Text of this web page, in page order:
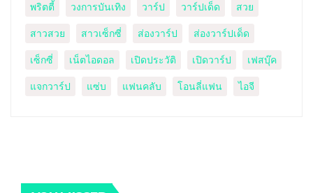
พริตตี้ วงการบันเทิง วาร์ป วาร์ปเด็ด สวย
สาวสวย สาวเซ็กซี่ ส่องวาร์ป ส่องวาร์ปเด็ด
เซ็กซี่ เน็ตไอดอล เปิดประวัติ เปิดวาร์ป เฟสบุ๊ค
แจกวาร์ป แซ่บ แฟนคลับ โอนลี่แฟน ไอจี